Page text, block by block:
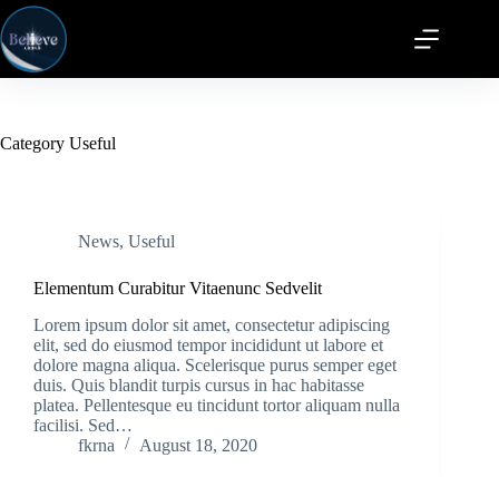
Category Useful
News, Useful
Elementum Curabitur Vitaenunc Sedvelit
Lorem ipsum dolor sit amet, consectetur adipiscing
elit, sed do eiusmod tempor incididunt ut labore et
dolore magna aliqua. Scelerisque purus semper eget
duis. Quis blandit turpis cursus in hac habitasse
platea. Pellentesque eu tincidunt tortor aliquam nulla
facilisi. Sed…
fkrna
August 18, 2020